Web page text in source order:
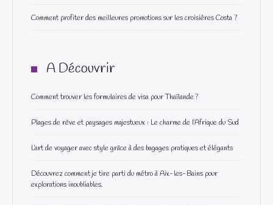
Comment profiter des meilleures promotions sur les croisières Costa ?
A Découvrir
Comment trouver les formulaires de visa pour Thaïlande ?
Plages de rêve et paysages majestueux : Le charme de l’Afrique du Sud
L’art de voyager avec style grâce à des bagages pratiques et élégants
Découvrez comment je tire parti du métro à Aix-les-Bains pour
explorations inoubliables.